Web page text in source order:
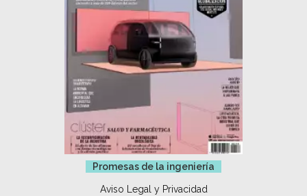
Promesas de la ingeniería
Aviso Legal y Privacidad